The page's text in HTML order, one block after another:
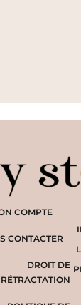
COMPTE
CONTACTER
DROIT DE
RÉTRACTATION